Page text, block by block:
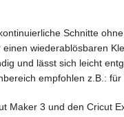
Schnitte
wiederablösbaren
und lässt sich leicht
empfohlen z.B.:
Maker 3 und den Cricut